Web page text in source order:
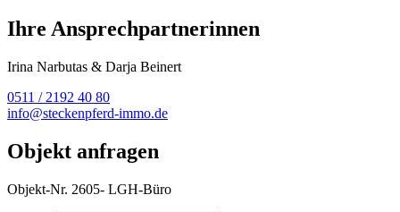
Ihre Ansprechpartnerinnen
Irina Narbutas & Darja Beinert
0511 / 2192 40 80
info@steckenpferd-immo.de
Objekt anfragen
Objekt-Nr. 2605- LGH-Büro